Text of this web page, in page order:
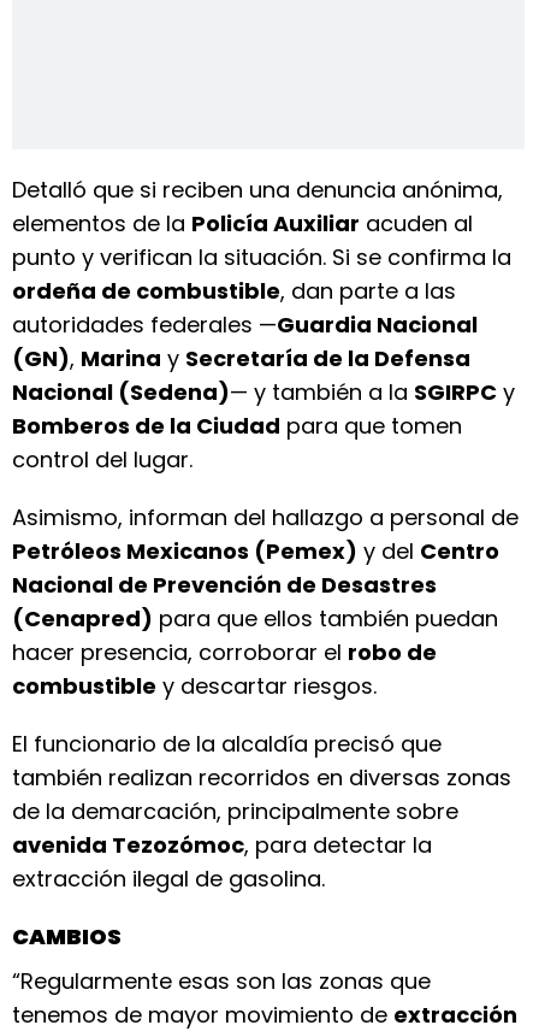
Detalló que si reciben una denuncia anónima,
elementos de la Policía Auxiliar acuden al
punto y verifican la situación. Si se confirma la
ordeña de combustible, dan parte a las
autoridades federales —Guardia Nacional
(GN), Marina y Secretaría de la Defensa
Nacional (Sedena)— y también a la SGIRPC y
Bomberos de la Ciudad para que tomen
control del lugar.
Asimismo, informan del hallazgo a personal de
Petróleos Mexicanos (Pemex) y del Centro
Nacional de Prevención de Desastres
(Cenapred) para que ellos también puedan
hacer presencia, corroborar el robo de
combustible y descartar riesgos.
El funcionario de la alcaldía precisó que
también realizan recorridos en diversas zonas
de la demarcación, principalmente sobre
avenida Tezozómoc, para detectar la
extracción ilegal de gasolina.
CAMBIOS
“Regularmente esas son las zonas que
tenemos de mayor movimiento de extracción